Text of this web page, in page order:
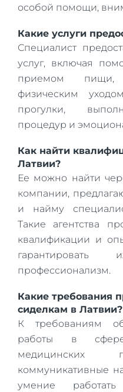
особой помощи,
Какие услуги
Специалист
услуг, включая
приемом пищи,
физическим
прогулки,
процедур и
Как найти
Латвии?
Ее можно найти
компании,
и найму
Такие агентства
квалификации и
профессионализм.
Какие требования
сиделкам в Латвии?
К требованиям
работы в
медицинских
коммуникативные
умение